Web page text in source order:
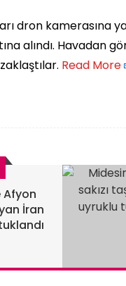
dron kamerasına
alındı. Havadan
Read More
Afyon
İran